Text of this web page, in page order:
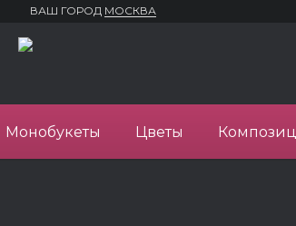
ВАШ ГОРОД МОСКВА
Монобукеты Цветы